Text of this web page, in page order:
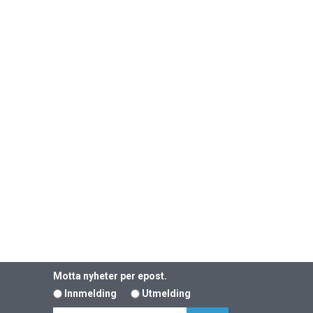
Motta nyheter per epost.
Innmelding
Utmelding